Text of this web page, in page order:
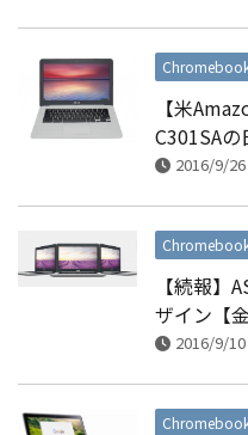
【米
C301SA
2016/9/26
【続報】
ザイン【
2016/9/10